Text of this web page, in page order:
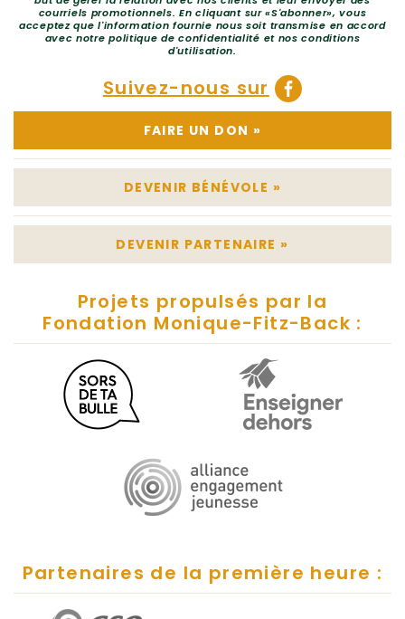
courriels promotionnels. En cliquant sur «S'abonner», vous
acceptez que l'information fournie nous soit transmise en accord
avec notre politique de confidentialité et nos conditions
d'utilisation.
Suivez-nous sur
FAIRE UN DON »
DEVENIR BÉNÉVOLE »
DEVENIR PARTENAIRE »
Projets propulsés par la
Fondation Monique-Fitz-Back :
Partenaires de la première heure :